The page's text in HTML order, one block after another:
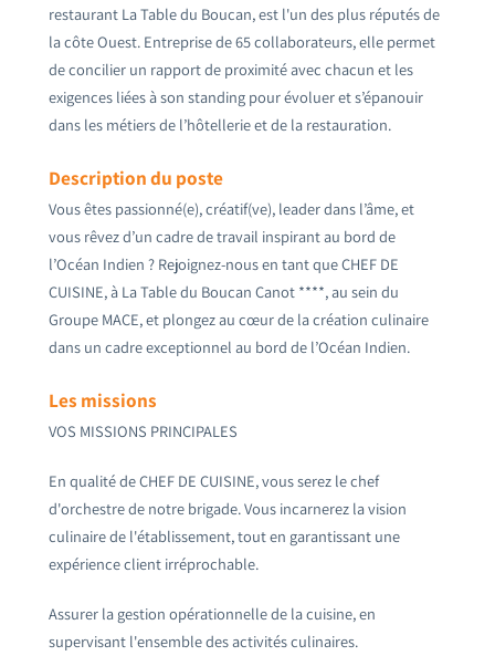
restaurant La Table du Boucan, est l'un des plus réputés de
la côte Ouest. Entreprise de 65 collaborateurs, elle permet
de concilier un rapport de proximité avec chacun et les
exigences liées à son standing pour évoluer et s’épanouir
dans les métiers de l’hôtellerie et de la restauration.
Description du poste
Vous êtes passionné(e), créatif(ve), leader dans l’âme, et
vous rêvez d’un cadre de travail inspirant au bord de
l’Océan Indien ? Rejoignez-nous en tant que CHEF DE
CUISINE, à La Table du Boucan Canot ****, au sein du
Groupe MACE, et plongez au cœur de la création culinaire
dans un cadre exceptionnel au bord de l’Océan Indien.
Les missions
VOS MISSIONS PRINCIPALES
En qualité de CHEF DE CUISINE, vous serez le chef
d'orchestre de notre brigade. Vous incarnerez la vision
culinaire de l'établissement, tout en garantissant une
expérience client irréprochable.
Assurer la gestion opérationnelle de la cuisine, en
supervisant l'ensemble des activités culinaires.